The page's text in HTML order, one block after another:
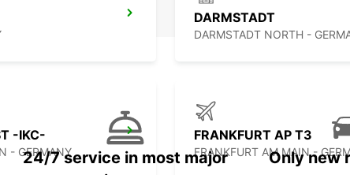
DARMSTADT
DARMSTADT NORTH -
-IKC-
- GERMANY
FRANKFURT AP T3
FRANKFURT AM MAIN -
24/7 service in most major
Only new